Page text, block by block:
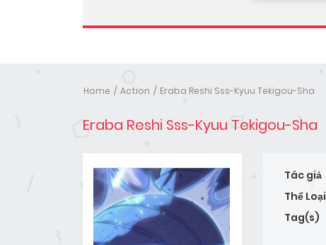
Home Action Eraba Reshi Sss-Kyuu Tekigou-Sha
Eraba Reshi Sss-Kyuu Tekigou-Sha
Tác giả
Thể Loại
Tag(s)